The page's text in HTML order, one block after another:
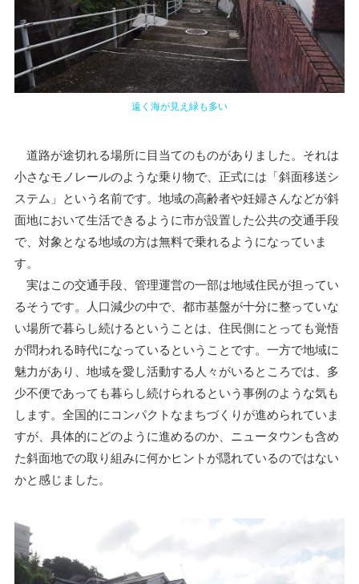
遠く海が見え緑も多い
道路が途切れる場所に目当てのものがありました。それは
小さなモノレールのような乗り物で、正式には「斜面移送シ
ステム」という名前です。地域の高齢者や妊婦さんなどが斜
面地において生活できるように市が設置した公共の交通手段
で、対象となる地域の方は無料で乗れるようになっていま
す。
実はこの交通手段、管理運営の一部は地域住民が担ってい
るそうです。人口減少の中で、都市基盤が十分に整っていな
い場所で暮らし続けるということは、住民側にとっても覚悟
が問われる時代になっているということです。一方で地域に
魅力があり、地域を愛し活動する人々がいるところでは、多
少不便であっても暮らし続けられるという事例のような気も
します。全国的にコンパクトなまちづくりが進められていま
すが、具体的にどのように進めるのか、ニュータウンも含め
た斜面地での取り組みに何かヒントが隠れているのではない
かと感じました。